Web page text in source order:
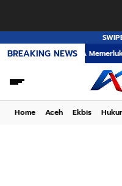
BREAKING NEWS
PT PEMA Memerlukan
Home Aceh Ekbis